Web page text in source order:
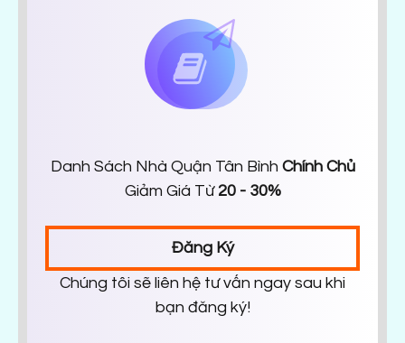
Danh Sách Nhà Quận Tân Bình Chính Chủ
Giảm Giá Từ 20 - 30%
Đăng Ký
Chúng tôi sẽ liên hệ tư vấn ngay sau khi
bạn đăng ký!